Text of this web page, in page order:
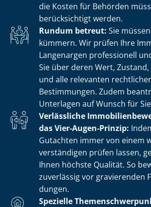
die Kosten für Behörden
berücksichtigt werden.
Rundum betreut: Sie
kümmern. Wir prüfen Ihre
Langenargen professionell
Sie über deren Wert,
und alle relevanten
Bestimmungen. Zudem
Unterlagen auf Wunsch für
Verlässliche
das Vier-Augen-Prinzip:
Gutachten immer von einem
ver­stän­di­gen prüfen lassen,
Ihnen höchste Qualität. So
zuverlässig vor gravierenden
dun­gen.
Spezielle